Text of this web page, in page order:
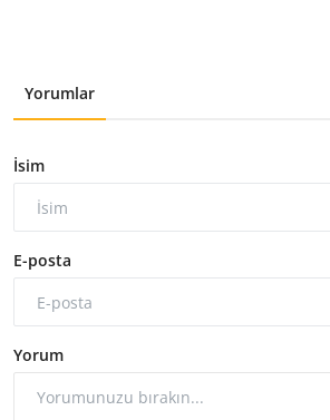
Yorumlar
İsim
E-posta
Yorum